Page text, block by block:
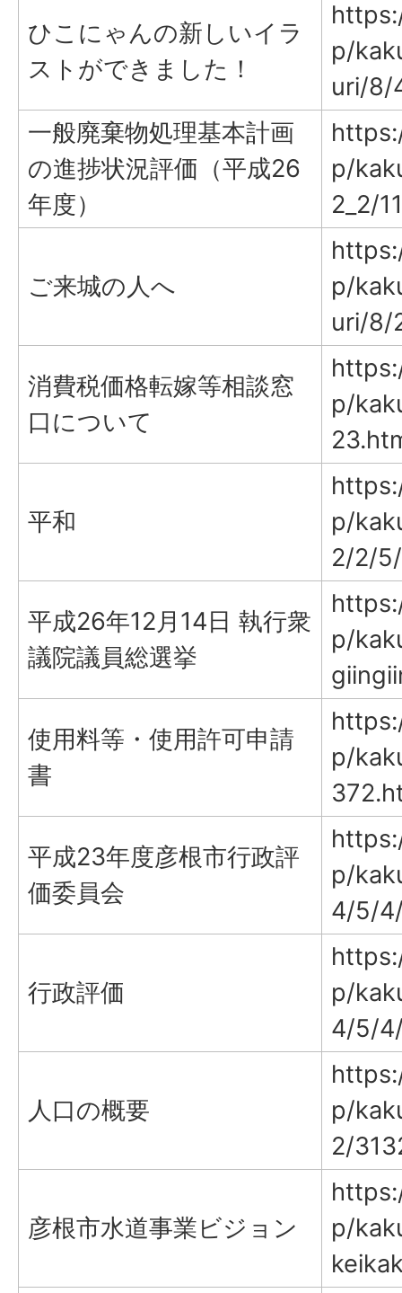
ひこにゃんの新しいイラ
ストができました！
p/
uri/8/
一般廃棄物処理基本計画
の進捗状況評価（平成26
年度）
p/
2_2/
ご来城の人へ
p/
uri/8/
消費税価格転嫁等相談窓
口について
p/
平和
p/
2/2/
平成26年12月14日 執行衆
議院議員総選挙
p/
使用料等・使用許可申請
書
p/
平成23年度彦根市行政評
価委員会
p/
4/5/
行政評価
p/
4/5/
人口の概要
p/
2/
彦根市水道事業ビジョン
p/